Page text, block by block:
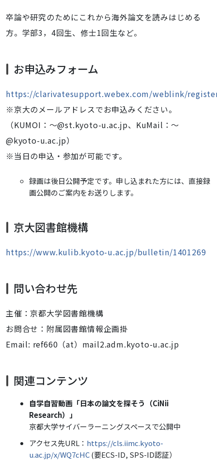
卒論や研究のためにこれから海外論文を読みはじめる
方。学部3，4回生、修士1回生など。
お申込みフォーム
https://clarivatesupport.webex.com/weblink/
※京大のメールアドレスでお申込みください。
（KUMOI：～@st.kyoto-u.ac.jp、KuMail：～
@kyoto-u.ac.jp）
※当日の申込・参加が可能です。
録画は後日公開予定です。申し込まれた方には、直接録
画公開のご案内をお送りします。
京大図書館機構
https://www.kulib.kyoto-u.ac.jp/bulletin/1401269
問い合わせ先
主催：京都大学図書館機構
お問合せ：附属図書館情報企画掛
Email: ref660（at）mail2.adm.kyoto-u.ac.jp
関連コンテンツ
自学自習動画「日本の論文を探そう（CiNii
Research）」
京都大学サイバーラーニングスペースで公開中
アクセス先URL： https://cls.iimc.kyoto-
u.ac.jp/x/WQ7cHC(要ECS-ID, SPS-ID認証）